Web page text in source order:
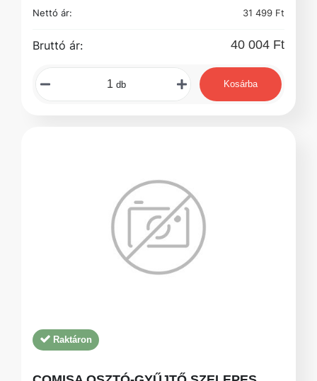
Nettó ár:
31 499 Ft
Bruttó ár: 40 004 Ft
db Kosárba
Raktáron